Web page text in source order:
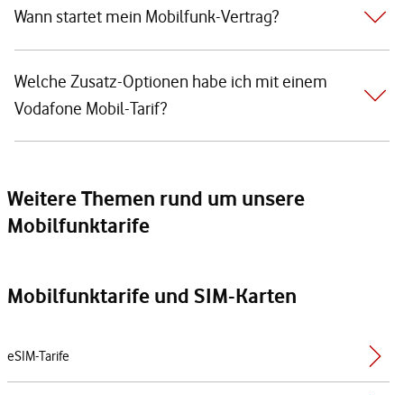
Wann startet mein Mobilfunk-Vertrag?
Welche Zusatz-Optionen habe ich mit einem
Vodafone Mobil-Tarif?
Weitere Themen rund um unsere
Mobilfunktarife
Mobilfunktarife und SIM-Karten
eSIM-Tarife